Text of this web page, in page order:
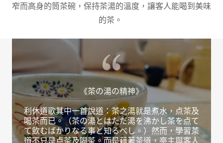
窄而高身的筒茶碗，保持茶湯的溫度，讓客人能喝到美味
的茶。
《茶の湯の精神》
利休道歌其中一首說道：茶之湯就是煮水，点茶及
喝茶而已。（茶の湯とはただ湯を沸かし茶を点て
て飲むばかりなる事と知るべし。）然而，學習茶
道不只是点茶及喝茶。而是藉著茶道，亭主與客人